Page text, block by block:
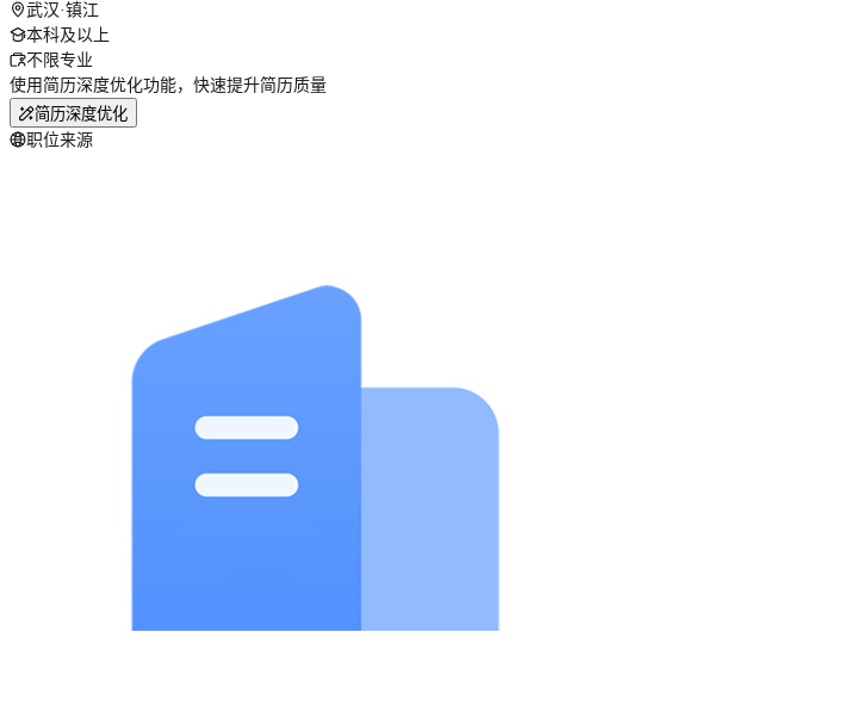
武汉·镇江
本科及以上
不限专业
使用简历深度优化功能，快速提升简历质量
简历深度优化
职位来源